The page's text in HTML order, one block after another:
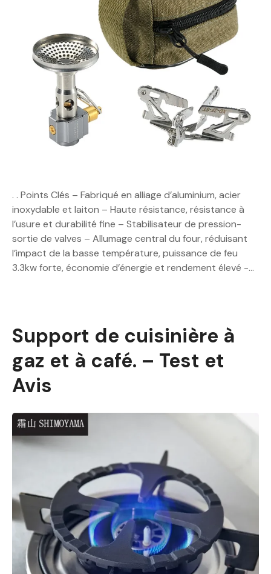
. . Points Clés – Fabriqué en alliage d’aluminium, acier
inoxydable et laiton – Haute résistance, résistance à
l’usure et durabilité fine – Stabilisateur de pression-
sortie de valves – Allumage central du four, réduisant
l’impact de la basse température, puissance de feu
3.3kw forte, économie d’énergie et rendement élevé -…
Support de cuisinière à
gaz et à café. – Test et
Avis